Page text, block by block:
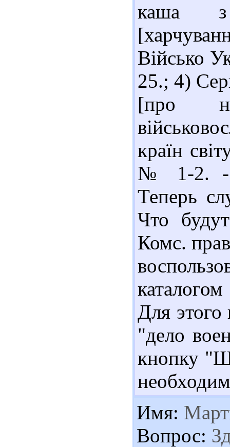
каша з
Військо
25.; 4)
[про
країн
№ 1-2. -
Теперь
Что
Комс.
Для
"дело
кнопку
Имя:
Вопрос: